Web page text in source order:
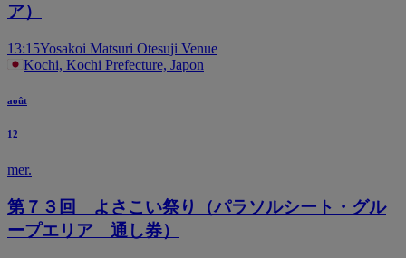
ア）
13:15Yosakoi Matsuri Otesuji Venue
Kochi, Kochi Prefecture, Japon
août
12
mer.
第７３回 よさこい祭り（パラソルシート・グル
ープエリア 通し券）